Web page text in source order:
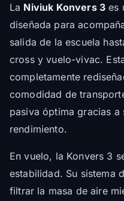
La Niviuk Konvers 3 es
diseñada para
salida de la escuela
cross y vuelo-vivac.
completamente
comodidad de
pasiva óptima gracias
rendimiento.
En vuelo, la Konvers 3
estabilidad. Su sistema
filtrar la masa de aire